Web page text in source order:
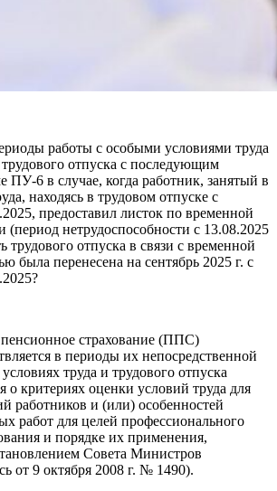
работы с особыми условиями труда
отпуска с последующим
ПУ-6 в случае, когда работник, занятый в
находясь в трудовом отпуске с
предоставил листок по временной
(период нетрудоспособности с 13.08.2025
трудового отпуска в связи с временной
была перенесена на сентябрь 2025 г. с
страхование (ППС)
в периоды их непосредственной
труда и трудового отпуска
критериях оценки условий труда для
работников и (или) особенностей
работ для целей профессионального
и порядке их применения,
Совета Министров
от 9 октября 2008 г. № 1490).